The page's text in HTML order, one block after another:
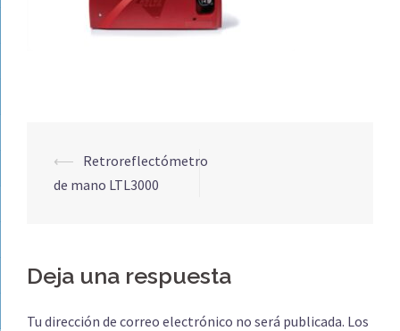
Navegación
de
⟵ Retroreflectómetro
de mano LTL3000
Deja una respuesta
Tu dirección de correo electrónico no será publicada. Los